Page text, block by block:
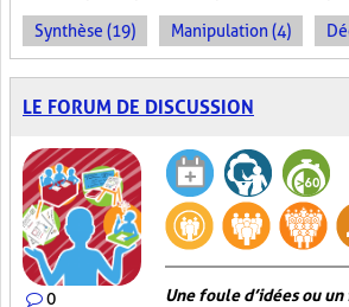
Synthèse (19) Manipulation (4)
LE FORUM DE DISCUSSION
0 Une foule d’idées ou un